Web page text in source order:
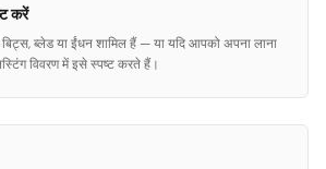
करें
ब्लेड या ईंधन शामिल हैं — या यदि आपको अपना लाना
विवरण में इसे स्पष्ट करते हैं।